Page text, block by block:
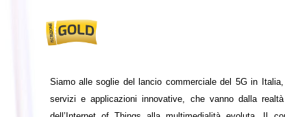
Siamo alle soglie del lancio commerciale del 5G in
servizi e applicazioni innovative, che vanno dalla